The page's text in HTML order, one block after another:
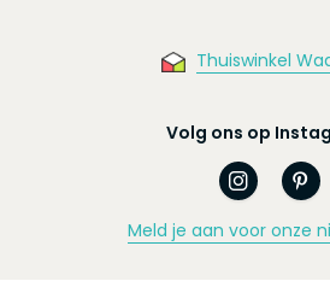
Thuiswinkel
Volg ons op
Meld je aan voor onze